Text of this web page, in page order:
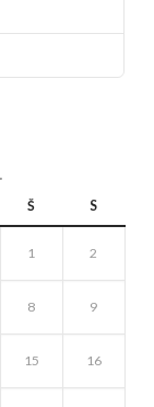
Š S
1 2
8 9
15 16